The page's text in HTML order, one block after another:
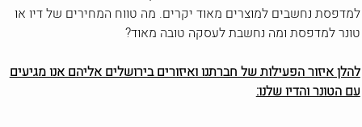
למדפסת נחשבים למוצרים מאוד יקרים. מה טווח המחירים של דיו או
טונר למדפסת ומה נחשבת לעסקה טובה מאוד?
להלן איזור הפעילות של חברתנו ואיזורים בירושלים אליהם אנו מגיעים
עם הטונר והדיו שלנו: